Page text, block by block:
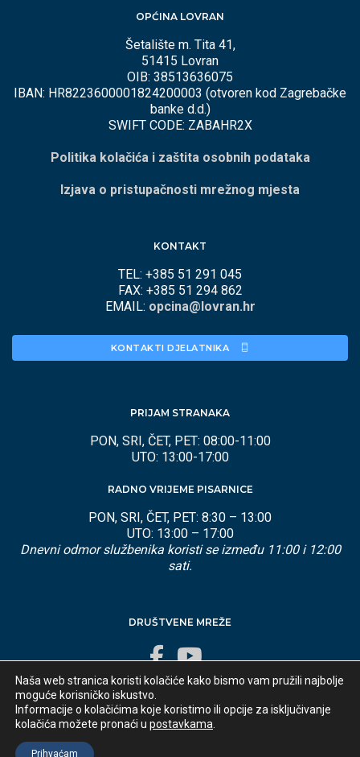
OPĆINA LOVRAN
Šetalište m. Tita 41,
51415 Lovran
OIB: 38513636075
IBAN: HR8223600001824200003 (otvoren kod Zagrebačke
banke d.d.)
SWIFT CODE: ZABAHR2X
Politika kolačića i zaštita osobnih podataka
Izjava o pristupačnosti mrežnog mjesta
KONTAKT
TEL: +385 51 291 045
FAX: +385 51 294 862
EMAIL: opcina@lovran.hr
KONTAKTI DJELATNIKA
PRIJAM STRANAKA
PON, SRI, ČET, PET: 08:00-11:00
UTO: 13:00-17:00
RADNO VRIJEME PISARNICE
PON, SRI, ČET, PET: 8:30 – 13:00
UTO: 13:00 – 17:00
Dnevni odmor službenika koristi se između 11:00 i 12:00
sati.
DRUŠTVENE MREŽE
Developed byappydevelopment
Naša web stranica koristi kolačiće kako bismo vam pružili najbolje
moguće korisničko iskustvo.
Informacije o kolačićima koje koristimo ili opcije za isključivanje
kolačića možete pronaći u postavkama
Prihvaćam